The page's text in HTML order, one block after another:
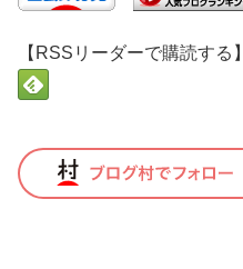
【RSSリーダーで購読する】